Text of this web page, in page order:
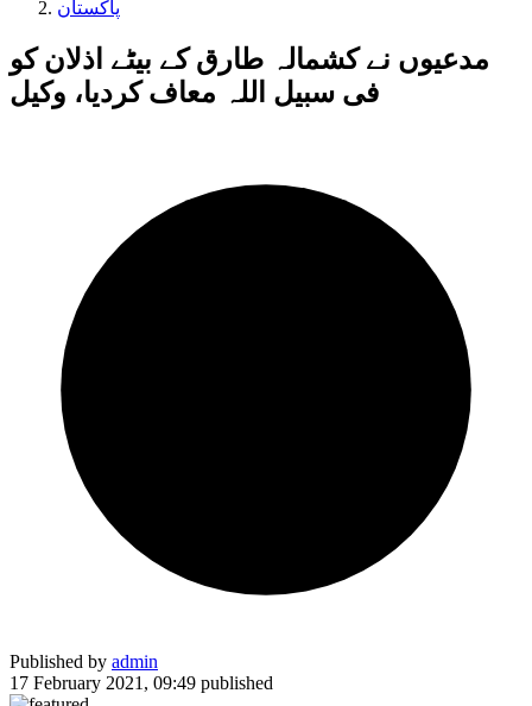
پاکستان
مدعیوں نے کشمالہ طارق کے بیٹے اذلان کو
فی سبیل اللہ معاف کردیا، وکیل
Published by admin
17 February 2021, 09:49 published